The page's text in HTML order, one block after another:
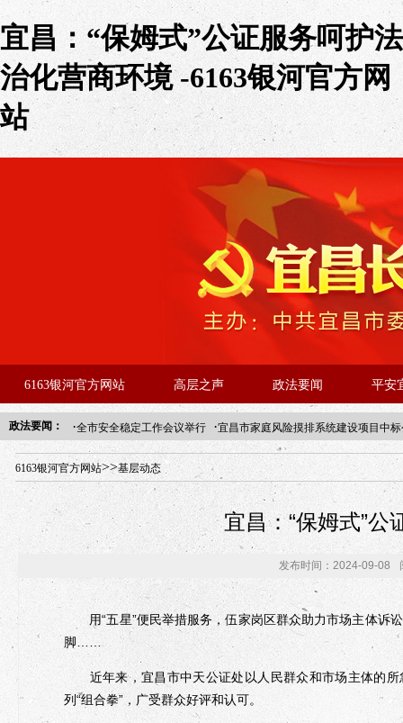
宜昌：“保姆式”公证服务呵护法
治化营商环境 -6163银河官方网
站
6163银河官方网站 高层之声 政法要闻 平安
政法要闻： ·全市安全稳定工作会议举行 ·宜昌市家庭风险摸排系统建设项目中
年“招才兴业”事业单位人才引进·北京站人民大学入校工作提醒
6163银河官方网站>>基层动态
宜昌：“保姆式”
发布时间：2024-09-08
用“五星”便民举措服务，伍家岗区群众助力市场主体诉
脚……
近年来，宜昌市中天公证处以人民群众和市场主体的所
列“组合拳”，广受群众好评和认可。